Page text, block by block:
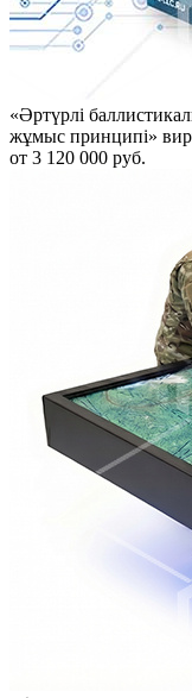
«Әртүрлі
жұмыс принципі»
от 3 120 000 руб.